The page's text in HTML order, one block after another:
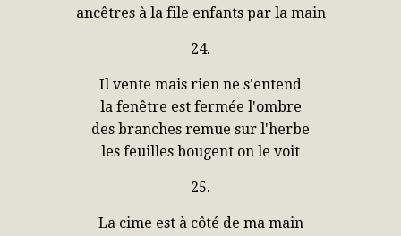
ancêtres à la file enfants par la main
24.
Il vente mais rien ne s'entend
la fenêtre est fermée l'ombre
des branches remue sur l'herbe
les feuilles bougent on le voit
25.
La cime est à côté de ma main